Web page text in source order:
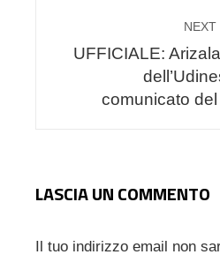
UFFICIALE:
comunicato
LASCIA UN COMMENTO
Il tuo indirizzo email non